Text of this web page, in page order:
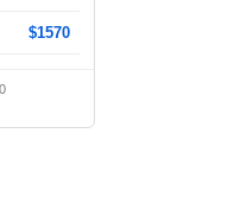
$1570